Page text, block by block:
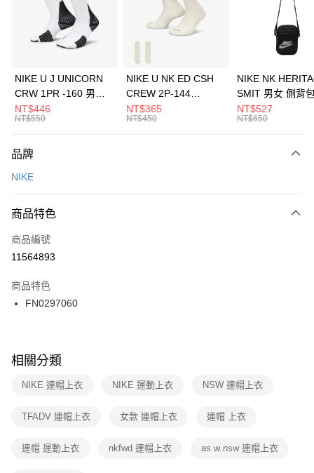
合作金庫商業銀行
第一商業銀行
華南商業銀行
彰化商業銀行
上海商業儲蓄銀行
元大商業銀行
台灣樂天信用卡公司
Apple Pay
全盈+PAY
AFTEE先享後付
【關於「AFTEE先享後付」】
便利好安心！
３．安心：先確認商品／服務後，再付款。
【「AFTEE先享後付」結帳流程】
１．於結帳方式選擇「AFTEE先享後付」後，將跳轉至「AFTEE先享後付」
２．訂單成立數日內，您將收到繳費通知簡訊。
３．收到繳費通知簡訊後14天內，點擊此簡訊中的連結，可透過四大超商／
ATM／網路銀行／等多元方式進行付款，方視為交易完成。
※ 交易是否成功請以「AFTEE先享後付 」之結帳頁面顯示為準，若有關於
是否繳費成功／繳費後需取消欲退款等相關疑問，請聯繫「AFTEE先享後付
客戶支援中心」https://netprotections.freshdesk.com/support/home
１．透過由恩沛科技股份有限公司提供之「AFTEE先享後付」服務完成之交
權轉讓予恩沛科技股份有限公司。
運送方式
每筆NT$100，滿NT$1,500(含以上)免運費
宅配
每筆NT$100，滿NT$1,500(含以上)免運費
付款後門市自取
每筆NT$100，滿NT$1,500(含以上)免運費
NIKE U J UNICORN
CRW 1PR -160 男女
中統襪 FZ3393100
NT$446
NT$550
NIKE U NK ED CSH
CREW 2P-144
EMBRDY 男女 短統襪
FZ3073133
NT$365
NT$450
NIKE NK
SMIT 男女 側背
BA5871010
NT$527
NT$650
品牌
NIKE
商品特色
商品編號
11564893
商品特色
FN0297060
相關分類
NIKE 連帽上衣 NIKE 運動上衣 NSW 連帽上衣
TFADV 連帽上衣 女款 連帽上衣 連帽 上衣
連帽 運動上衣 nkfwd 連帽上衣 as w nsw 連帽上衣